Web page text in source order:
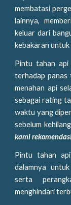
membatasi
lainnya,
keluar dari
kebakaran
Pintu tahan
terhadap panas
menahan api
sebagai rating
waktu yang
sebelum
kami
Pintu tahan
dalamnya
serta
menghindari